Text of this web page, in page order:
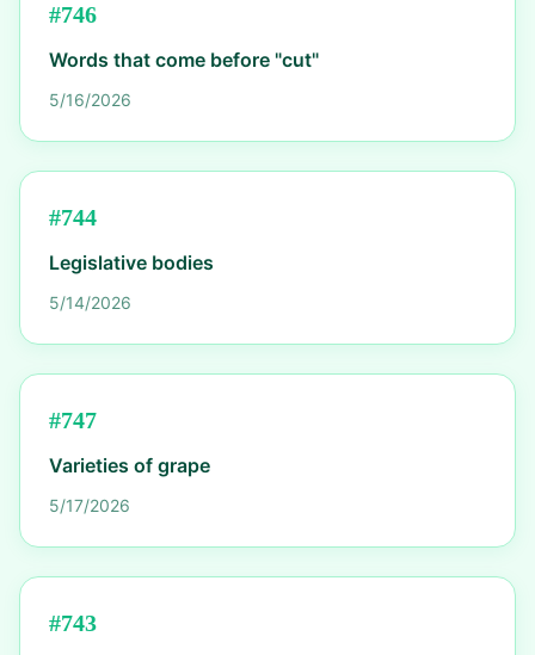
#746
Words that come before "cut"
5/16/2026
#744
Legislative bodies
5/14/2026
#747
Varieties of grape
5/17/2026
#743